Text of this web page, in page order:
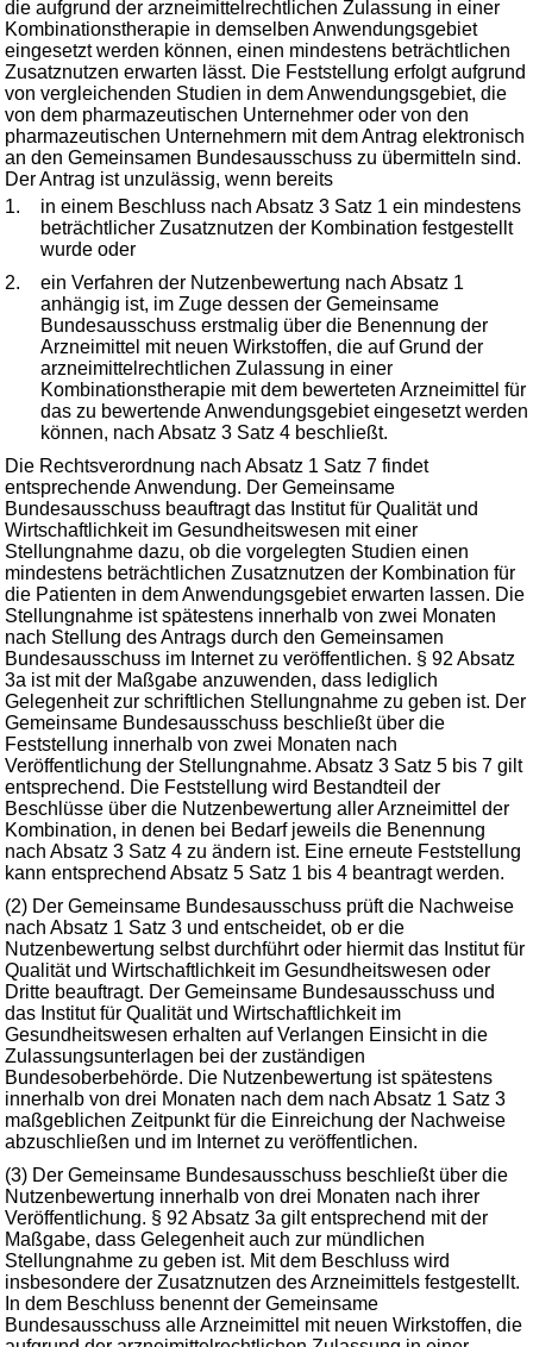
die aufgrund der arzneimittelrechtlichen Zulassung in einer
Kombinationstherapie in demselben Anwendungsgebiet
eingesetzt werden können, einen mindestens beträchtlichen
Zusatznutzen erwarten lässt. Die Feststellung erfolgt aufgrund
von vergleichenden Studien in dem Anwendungsgebiet, die
von dem pharmazeutischen Unternehmer oder von den
pharmazeutischen Unternehmern mit dem Antrag elektronisch
an den Gemeinsamen Bundesausschuss zu übermitteln sind.
Der Antrag ist unzulässig, wenn bereits
1.
in einem Beschluss nach Absatz 3 Satz 1 ein mindestens
beträchtlicher Zusatznutzen der Kombination festgestellt
wurde oder
2.
ein Verfahren der Nutzenbewertung nach Absatz 1
anhängig ist, im Zuge dessen der Gemeinsame
Bundesausschuss erstmalig über die Benennung der
Arzneimittel mit neuen Wirkstoffen, die auf Grund der
arzneimittelrechtlichen Zulassung in einer
Kombinationstherapie mit dem bewerteten Arzneimittel für
das zu bewertende Anwendungsgebiet eingesetzt werden
können, nach Absatz 3 Satz 4 beschließt.
Die Rechtsverordnung nach Absatz 1 Satz 7 findet
entsprechende Anwendung. Der Gemeinsame
Bundesausschuss beauftragt das Institut für Qualität und
Wirtschaftlichkeit im Gesundheitswesen mit einer
Stellungnahme dazu, ob die vorgelegten Studien einen
mindestens beträchtlichen Zusatznutzen der Kombination für
die Patienten in dem Anwendungsgebiet erwarten lassen. Die
Stellungnahme ist spätestens innerhalb von zwei Monaten
nach Stellung des Antrags durch den Gemeinsamen
Bundesausschuss im Internet zu veröffentlichen. § 92 Absatz
3a ist mit der Maßgabe anzuwenden, dass lediglich
Gelegenheit zur schriftlichen Stellungnahme zu geben ist. Der
Gemeinsame Bundesausschuss beschließt über die
Feststellung innerhalb von zwei Monaten nach
Veröffentlichung der Stellungnahme. Absatz 3 Satz 5 bis 7 gilt
entsprechend. Die Feststellung wird Bestandteil der
Beschlüsse über die Nutzenbewertung aller Arzneimittel der
Kombination, in denen bei Bedarf jeweils die Benennung
nach Absatz 3 Satz 4 zu ändern ist. Eine erneute Feststellung
kann entsprechend Absatz 5 Satz 1 bis 4 beantragt werden.
(2) Der Gemeinsame Bundesausschuss prüft die Nachweise
nach Absatz 1 Satz 3 und entscheidet, ob er die
Nutzenbewertung selbst durchführt oder hiermit das Institut für
Qualität und Wirtschaftlichkeit im Gesundheitswesen oder
Dritte beauftragt. Der Gemeinsame Bundesausschuss und
das Institut für Qualität und Wirtschaftlichkeit im
Gesundheitswesen erhalten auf Verlangen Einsicht in die
Zulassungsunterlagen bei der zuständigen
Bundesoberbehörde. Die Nutzenbewertung ist spätestens
innerhalb von drei Monaten nach dem nach Absatz 1 Satz 3
maßgeblichen Zeitpunkt für die Einreichung der Nachweise
abzuschließen und im Internet zu veröffentlichen.
(3) Der Gemeinsame Bundesausschuss beschließt über die
Nutzenbewertung innerhalb von drei Monaten nach ihrer
Veröffentlichung. § 92 Absatz 3a gilt entsprechend mit der
Maßgabe, dass Gelegenheit auch zur mündlichen
Stellungnahme zu geben ist. Mit dem Beschluss wird
insbesondere der Zusatznutzen des Arzneimittels festgestellt.
In dem Beschluss benennt der Gemeinsame
Bundesausschuss alle Arzneimittel mit neuen Wirkstoffen, die